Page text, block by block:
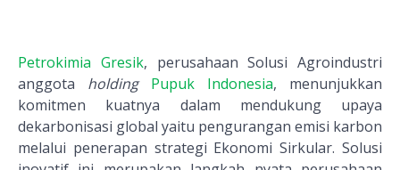
Petrokimia Gresik, perusahaan Solusi Agroindustri
anggota holding Pupuk Indonesia, menunjukkan
komitmen kuatnya dalam mendukung upaya
dekarbonisasi global yaitu pengurangan emisi karbon
melalui penerapan strategi Ekonomi Sirkular. Solusi